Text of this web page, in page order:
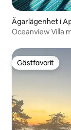
Ägarlägenhet i
Oceanview Villa
Gästfavorit
Gästfavorit